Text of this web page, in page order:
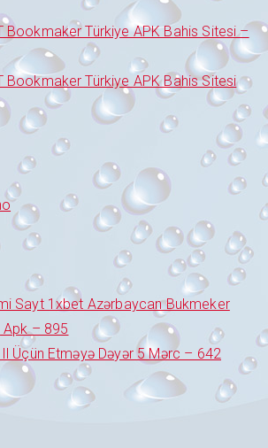
Bookmaker Türkiye APK Bahis Sitesi –
Bookmaker Türkiye APK Bahis Sitesi
Sayt 1xbet Azərbaycan Bukmeker
Apk – 895
Üçün Etməyə Dəyər 5 Mərc – 642